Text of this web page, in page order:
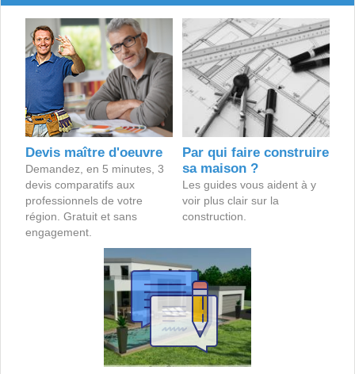
Devis maître d'oeuvre
Demandez, en 5 minutes, 3
devis comparatifs aux
professionnels de votre
région. Gratuit et sans
engagement.
Par qui faire construire
sa maison ?
Les guides vous aident à y
voir plus clair sur la
construction.